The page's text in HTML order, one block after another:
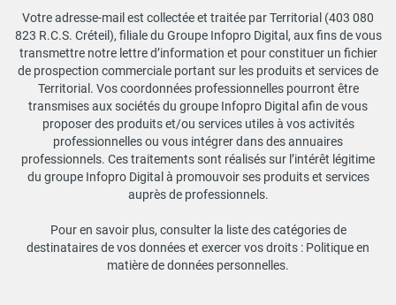
Votre adresse-mail est collectée et traitée par Territorial (403 080
823 R.C.S. Créteil), filiale du Groupe Infopro Digital, aux fins de vous
transmettre notre lettre d’information et pour constituer un fichier
de prospection commerciale portant sur les produits et services de
Territorial. Vos coordonnées professionnelles pourront être
transmises aux sociétés du groupe Infopro Digital afin de vous
proposer des produits et/ou services utiles à vos activités
professionnelles ou vous intégrer dans des annuaires
professionnels. Ces traitements sont réalisés sur l’intérêt légitime
du groupe Infopro Digital à promouvoir ses produits et services
auprès de professionnels.
Pour en savoir plus, consulter la liste des catégories de
destinataires de vos données et exercer vos droits : Politique en
matière de données personnelles.